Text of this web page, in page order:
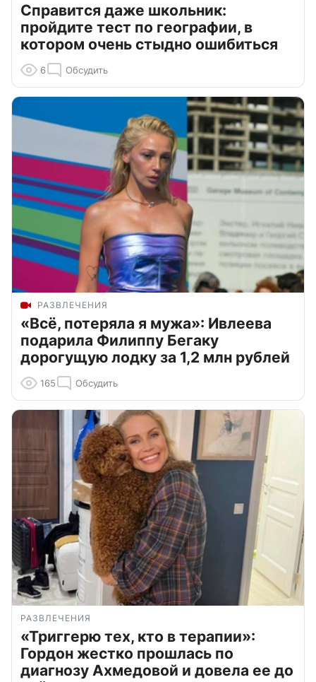
Справится даже школьник:
пройдите тест по географии, в
котором очень стыдно ошибиться
6 Обсудить
РАЗВЛЕЧЕНИЯ
«Всё, потеряла я мужа»: Ивлеева
подарила Филиппу Бегаку
дорогущую лодку за 1,2 млн рублей
165 Обсудить
РАЗВЛЕЧЕНИЯ
«Триггерю тех, кто в терапии»:
Гордон жестко прошлась по
диагнозу Ахмедовой и довела ее до